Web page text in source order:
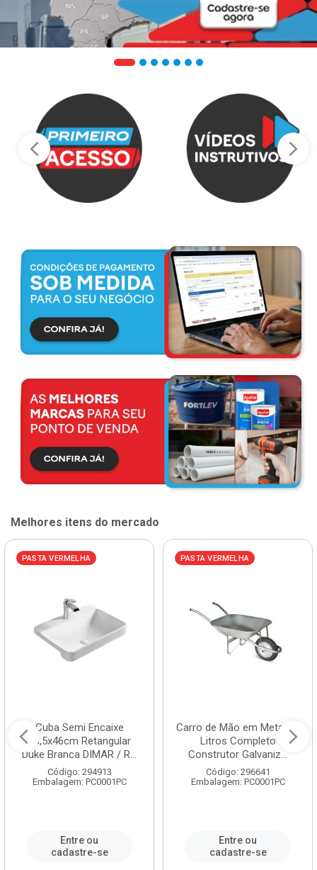
Melhores itens do mercado
PASTA VERMELHA
Cuba Semi Encaixe
58,5x46cm Retangular
Duke Branca DIMAR / R...
Código: 294913
Embalagem: PC0001PC
Entre ou
cadastre-se
PASTA VERMELHA
Carro de Mão em Metal 60
Litros Completo
Construtor Galvaniz...
Código: 296641
Embalagem: PC0001PC
Entre ou
cadastre-se